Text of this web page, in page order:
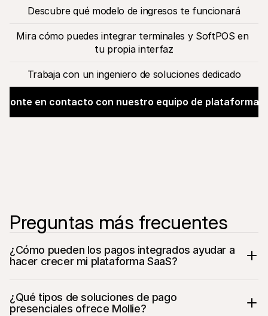
Descubre qué modelo de ingresos te funcionará
Mira cómo puedes integrar terminales y SoftPOS en
tu propia interfaz
Trabaja con un ingeniero de soluciones dedicado
Ponte en contacto con nuestro equipo de plataformas
Preguntas más frecuentes
¿Cómo pueden los pagos integrados ayudar a
hacer crecer mi plataforma SaaS?
¿Qué tipos de soluciones de pago
presenciales ofrece Mollie?